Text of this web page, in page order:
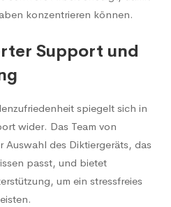
konzentrieren können.
Support und
spiegelt sich in
wider. Das Team von
des Diktiergeräts, das
passt, und bietet
um ein stressfreies